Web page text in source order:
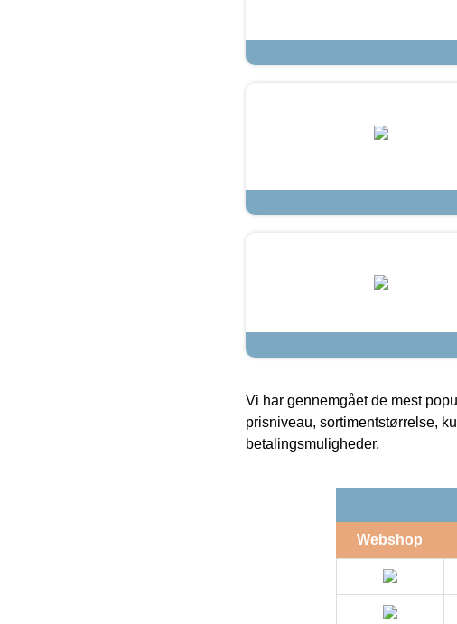
Vi har gennemgået de mest
prisniveau, sortimentstørrelse,
betalingsmuligheder.
Webshop